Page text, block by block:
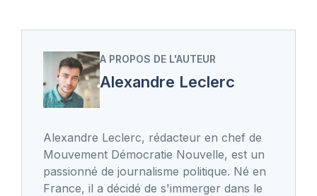
A PROPOS DE L'AUTEUR
Alexandre Leclerc
Alexandre Leclerc, rédacteur en chef de
Mouvement Démocratie Nouvelle, est un
passionné de journalisme politique. Né en
France, il a décidé de s'immerger dans le